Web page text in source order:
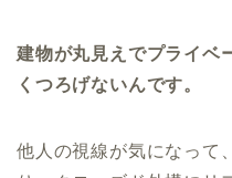
建物が丸見えでプライベ
くつろげないんです。
他人の視線が気になって